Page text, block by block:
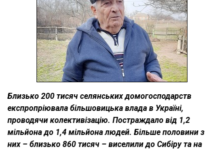
Близько 200 тисяч селянських домогосподарств
експропріювала більшовицька влада в Україні,
проводячи колективізацію. Постраждало від 1,2
мільйона до 1,4 мільйона людей. Більше половини з
них – близько 860 тисяч – виселили до Сибіру та на